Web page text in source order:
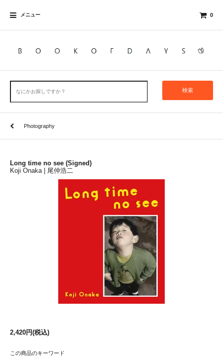
メニュー 0
検索
Photography
Long time no see (Signed)
Koji Onaka | 尾仲浩二
2,420円(税込)
この商品のキーワード